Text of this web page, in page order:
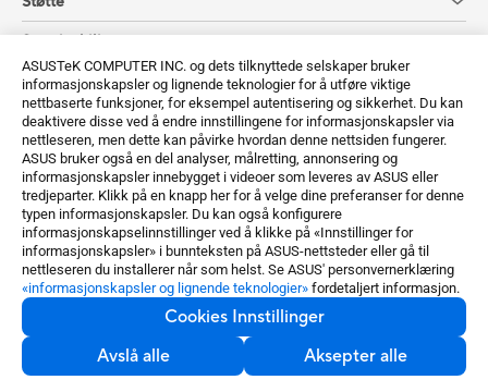
ASUSTeK COMPUTER INC. og dets tilknyttede selskaper bruker
informasjonskapsler og lignende teknologier for å utføre viktige
nettbaserte funksjoner, for eksempel autentisering og sikkerhet. Du kan
deaktivere disse ved å endre innstillingene for informasjonskapsler via
nettleseren, men dette kan påvirke hvordan denne nettsiden fungerer.
ASUS bruker også en del analyser, målretting, annonsering og
informasjonskapsler innebygget i videoer som leveres av ASUS eller
tredjeparter. Klikk på en knapp her for å velge dine preferanser for denne
typen informasjonskapsler. Du kan også konfigurere
informasjonskapselinnstillinger ved å klikke på «Innstillinger for
informasjonskapsler» i bunnteksten på ASUS-nettsteder eller gå til
nettleseren du installerer når som helst. Se ASUS' personvernerklæring
«informasjonskapsler og lignende teknologier» fordetaljert informasjon.
Cookies Innstillinger
Avslå alle
Aksepter alle
Sustainability
Få de siste tilbudene og mer
Registrer deg
Norway / Norwegian
©ASUSTeK Computer Inc. Alle rettigheter forbeholdt.
Kunngjøring om bruksvilkår
Personvernspolicy